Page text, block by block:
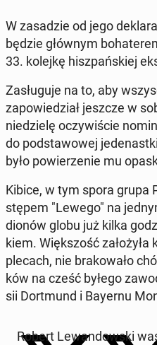
W za­sa­dzie od jego
będzie głównym
33. kolejkę hisz­pań­skiej
Za­słu­gu­je na to, aby
za­po­wie­dział jeszcze w
nie­dzie­lę oczy­wi­ście
do pod­sta­wo­wej
było po­wie­rze­nie mu
Kibice, w tym spora
stę­pem "Lewego" na
dio­nów globu już kilka
kiem. Więk­szość
plecach, nie bra­ko­wa­ło
ków na cześć byłego
sii Do­rt­mund i Bayernu
Robert Le­wan­dow­ski